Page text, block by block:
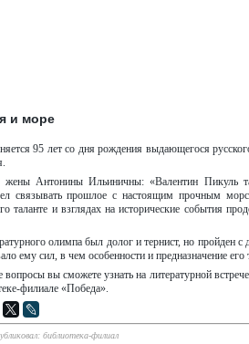
и море
95 лет со дня рождения выдающегося
жены Антонины Ильиничны: «Валентин Пикуль
связывать прошлое с настоящим прочным
таланте и взглядах на исторические события
олимпа был долог и тернист, но пройден
ему сил, в чем особенности и предназначение его
вы сможете узнать на литературной
филиале «Победа».
библиотека-филиал